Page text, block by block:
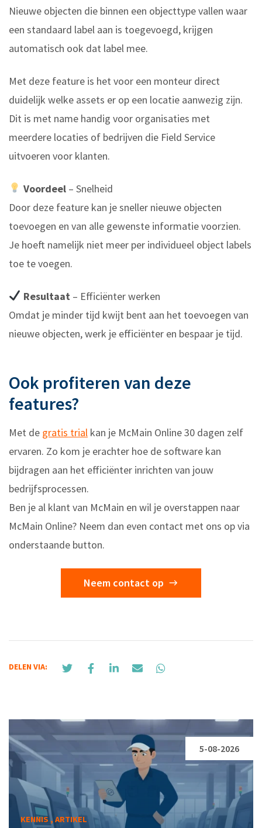
Nieuwe objecten die binnen een objecttype vallen waar
een standaard label aan is toegevoegd, krijgen
automatisch ook dat label mee.
Met deze feature is het voor een monteur direct
duidelijk welke assets er op een locatie aanwezig zijn.
Dit is met name handig voor organisaties met
meerdere locaties of bedrijven die Field Service
uitvoeren voor klanten.
Voordeel– Snelheid
Door deze feature kan je sneller nieuwe objecten
toevoegen en van alle gewenste informatie voorzien.
Je hoeft namelijk niet meer per individueel object labels
toe te voegen.
Resultaat – Efficiënter werken
Omdat je minder tijd kwijt bent aan het toevoegen van
nieuwe objecten, werk je efficiënter en bespaar je tijd.
Ook profiteren van deze
features?
Met de gratis trial kan je McMain Online 30 dagen zelf
ervaren. Zo kom je erachter hoe de software kan
bijdragen aan het efficiënter inrichten van jouw
bedrijfsprocessen.
Ben je al klant van McMain en wil je overstappen naar
McMain Online? Neem dan even contact met ons op via
onderstaande button.
Neem contact op
DELEN VIA:
KENNIS , ARTIKEL
5-08-2026